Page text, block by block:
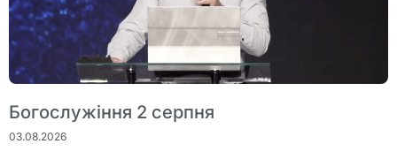
Богослужіння 2 серпня
03.08.2026